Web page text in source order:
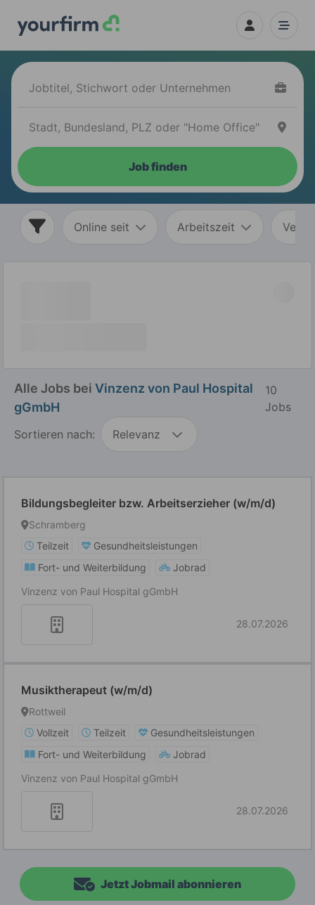
Job finden
Online seit Arbeitszeit
Alle Jobs bei Vinzenz von Paul Hospital
gGmbH
10
Jobs
Sortieren nach:
Relevanz
Bildungsbegleiter bzw. Arbeitserzieher (w/m/d)
Schramberg
Teilzeit
Gesundheitsleistungen
Fort- und Weiterbildung
Jobrad
Vinzenz von Paul Hospital gGmbH
28.07.2026
Musiktherapeut (w/m/d)
Rottweil
Vollzeit
Teilzeit
Gesundheitsleistungen
Fort- und Weiterbildung
Jobrad
Vinzenz von Paul Hospital gGmbH
28.07.2026
Jetzt Jobmail abonnieren